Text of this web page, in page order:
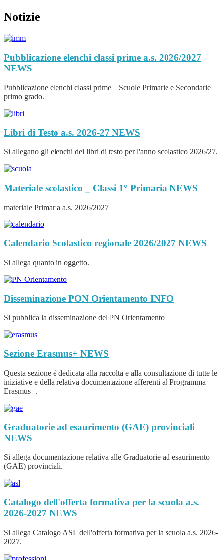
Notizie
Pubblicazione elenchi classi prime a.s. 2026/2027
NEWS
Pubblicazione elenchi classi prime _ Scuole Primarie e Secondarie
primo grado.
Libri di Testo a.s. 2026-27 NEWS
Si allegano gli elenchi dei libri di testo per l'anno scolastico 2026/27.
Materiale scolastico _ Classi 1° Primaria NEWS
materiale Primaria a.s. 2026/2027
Calendario Scolastico regionale 2026/2027 NEWS
Si allega quanto in oggetto.
Disseminazione PON Orientamento INFO
Si pubblica la disseminazione del PN Orientamento
Sezione Erasmus+ NEWS
Questa sezione è dedicata alla raccolta e alla consultazione di tutte le
iniziative e della relativa documentazione afferenti al Programma
Erasmus+.
Graduatorie ad esaurimento (GAE) provinciali
NEWS
Si allega documentazione relativa alle Graduatorie ad esaurimento
(GAE) provinciali.
Catalogo dell'offerta formativa per la scuola a.s.
2026-2027 NEWS
Si allega Catalogo ASL dell'offerta formativa per la scuola a.s. 2026-
2027.